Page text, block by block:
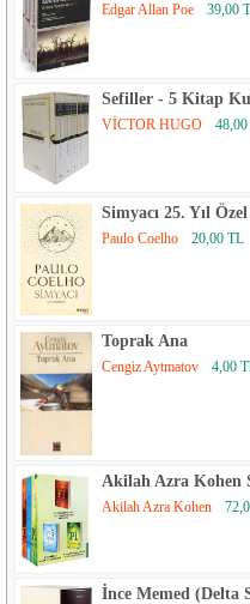
Edgar Allan Poe 39,00
Sefiller - 5 Kitap
VİCTOR HUGO
Simyacı 25. Yıl Özel
Paulo Coelho 20,00 TL
Toprak Ana
Cengiz Aytmatov 4,00
Akilah Azra Kohen
Akilah Azra Kohen
İnce Memed (Delta